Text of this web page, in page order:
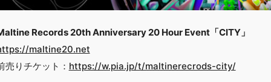
Records 20th Anniversary 20 Hour Event「CITY」
maltine20.net
売りチケット： https://w.pia.jp/t/maltinerecrods-city/